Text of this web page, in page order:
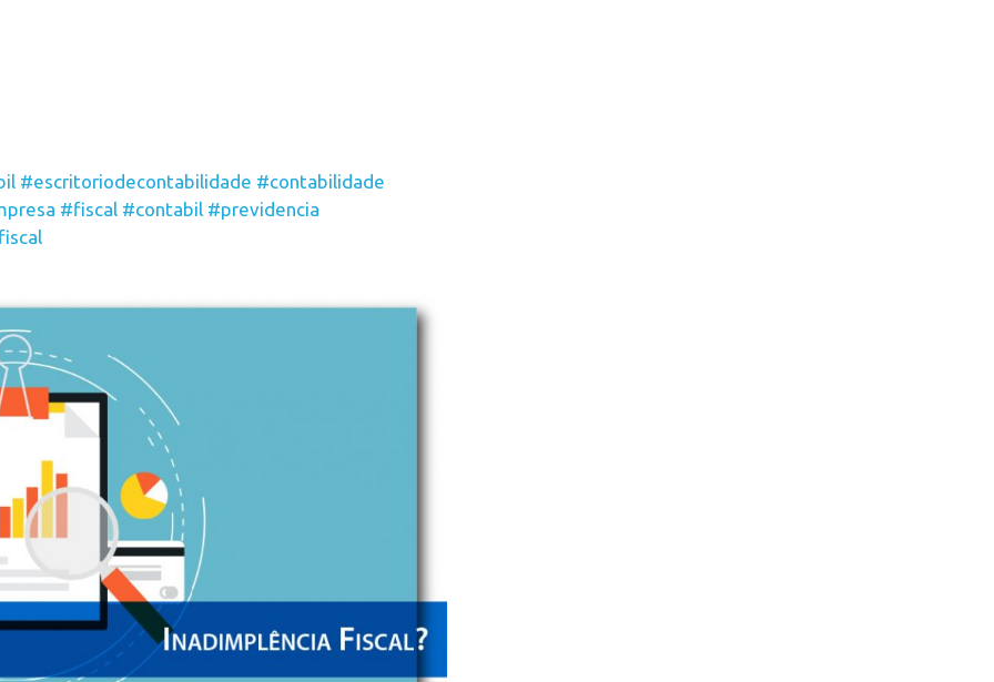
#escritoriodecontabilidade #contabilidade
#fiscal #contabil #previdencia